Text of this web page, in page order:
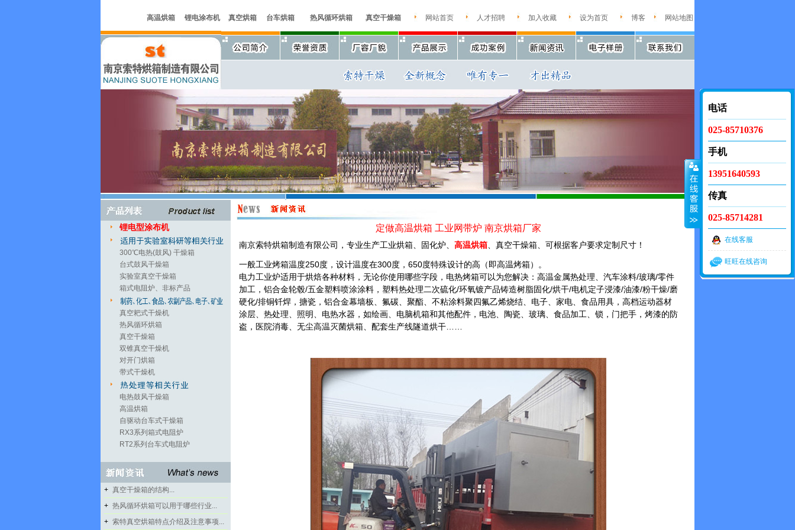
高温烘箱 锂电涂布机 真空烘箱 台车烘箱 热风循环烘箱 真空干燥箱 网站首页 人才招聘 加入收藏 设为首页 博客 网站地图
锂电型涂布机
300℃电热(鼓风) 干燥箱
台式鼓风干燥箱
实验室真空干燥箱
箱式电阻炉、非标产品
真空耙式干燥机
热风循环烘箱
真空干燥箱
双锥真空干燥机
对开门烘箱
带式干燥机
电热鼓风干燥箱
高温烘箱
自驱动台车式干燥箱
RX3系列箱式电阻炉
RT2系列台车式电阻炉
+ 真空干燥箱的结构...
+ 热风循环烘箱可以用于哪些行业...
+ 索特真空烘箱特点介绍及注意事项...
定做高温烘箱 工业网带炉 南京烘箱厂家
南京索特烘箱制造有限公司，专业生产工业烘箱、固化炉、 高温烘箱 、真空干燥箱、可根据客户要求定制尺寸！
一般工业烤箱温度250度，设计温度在300度，650度特殊设计的高（即高温烤箱）。
电力工业炉适用于烘焙各种材料，无论你使用哪些字段，电热烤箱可以为您解决：高温金属热处理、汽车涂料/玻璃/零件
加工，铝合金轮毂/五金塑料喷涂涂料，塑料热处理二次硫化/环氧镀产品铸造树脂固化/烘干/电机定子浸漆/油漆/粉干燥/磨
硬化/排铜钎焊，搪瓷，铝合金幕墙板、氟碳、聚酯、不粘涂料聚四氟乙烯烧结、电子、家电、食品用具，高档运动器材
涂层、热处理、照明、电热水器，如绘画、电脑机箱和其他配件，电池、陶瓷、玻璃、食品加工、锁，门把手，烤漆的防
盗，医院消毒、无尘高温灭菌烘箱、配套生产线隧道烘干……
电话
025-85710376
手机
13951640593
传真
025-85714281
在线客服
旺旺在线咨询